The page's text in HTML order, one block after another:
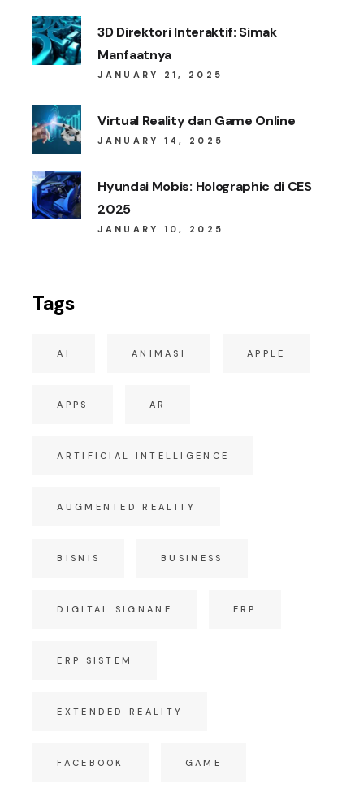
3D Direktori Interaktif: Simak
Manfaatnya
JANUARY 21, 2025
Virtual Reality dan Game Online
JANUARY 14, 2025
Hyundai Mobis: Holographic di CES
2025
JANUARY 10, 2025
Tags
AI ANIMASI APPLE
APPS AR
ARTIFICIAL INTELLIGENCE
AUGMENTED REALITY
BISNIS BUSINESS
DIGITAL SIGNANE ERP
ERP SISTEM
EXTENDED REALITY
FACEBOOK GAME